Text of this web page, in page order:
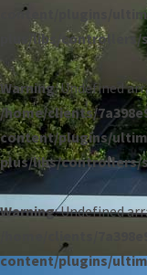
content/plugins/
plus/libs/
Warning: Undefined
/home/clients/
content/plugins/
plus/libs/controllers/
Warning: Undefined
/home/clients/
content/plugins/